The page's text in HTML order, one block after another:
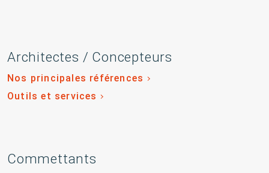
Architectes / Concepteurs
Nos principales références
Outils et services
Commettants